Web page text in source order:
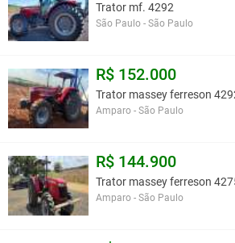
Trator mf. 4292
São Paulo - São Paulo
R$ 152.000
Trator massey ferreson
Amparo - São Paulo
R$ 144.900
Trator massey ferreson
Amparo - São Paulo